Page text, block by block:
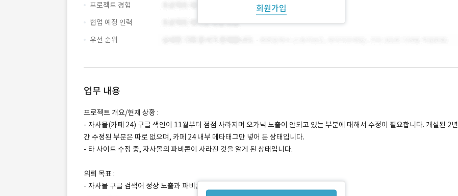
회원가입
프로젝트 경험
협업 예정 인력
우선 순위
업무 내용
프로젝트 개요/현재 상황 :
- 자사몰(카페 24) 구글 색인이 11월부터 점점 사라지며 오가닉 노출이 안되고 있는 부분에 대해서 수정이 필요합니다. 개설된 2년
간 수정된 부분은 따로 없으며, 카페 24 내부 메타태그만 넣어 둔 상태입니다.
- 타 사이트 수정 중, 자사몰의 파비콘이 사라진 것을 알게 된 상태입니다.
의뢰 목표 :
- 자사몰 구글 검색어 정상 노출과 파비콘 노출 오류 수정이 필요합니다.